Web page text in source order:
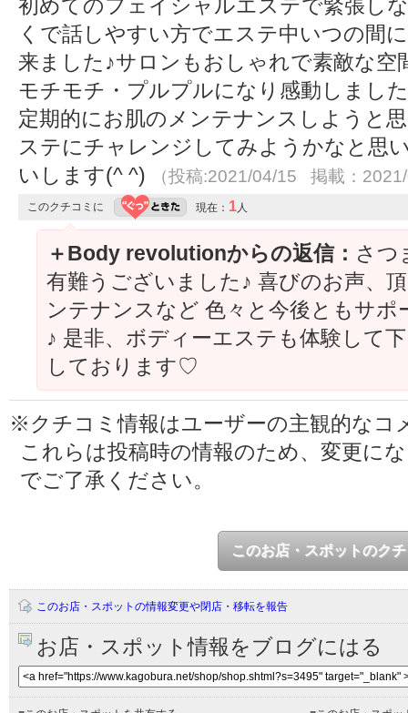
初めてのフェイシャルエステで緊張し
くで話しやすい方でエステ中いつの間
来ました♪サロンもおしゃれで素敵な
モチモチ・プルプルになり感動しまし
定期的にお肌のメンテナンスしようと
ステにチャレンジしてみようかなと思
いします(^ ^)
（投稿:2021/04/15 掲載：
このクチコミに 現在： 1人
＋Body revolutionからの返信： さつ
有難うございました♪ 喜びのお声、
ンテナンスなど 色々と今後ともサ
♪ 是非、ボディーエステも体験して
しております♡
※クチコミ情報はユーザーの主観的なコ
これらは投稿時の情報のため、変更に
でご了承ください。
このお店・スポットのク
このお店・スポットの情報変更や閉店・移転を報告
お店・スポット情報をブログにはる